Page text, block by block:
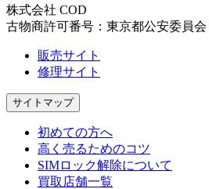
株式会社 COD
古物商許可番号：東京都公安委員会
販売サイト
修理サイト
サイトマップ
初めての方へ
高く売るためのコツ
SIMロック解除について
買取店舗一覧